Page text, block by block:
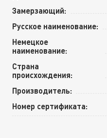
Замерзающий:
Русское наименование:
Немецкое
наименование:
Страна
происхождения:
Производитель:
Номер сертификата: